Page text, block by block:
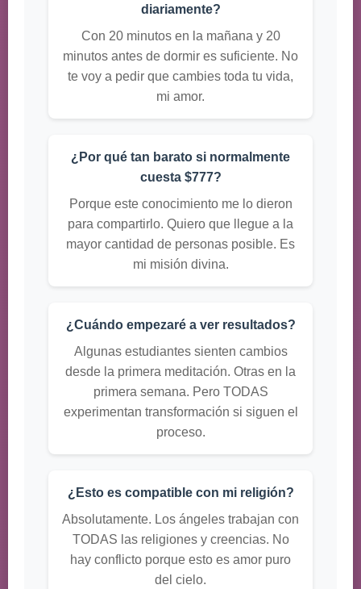
diariamente?
Con 20 minutos en la mañana y 20
minutos antes de dormir es suficiente. No
te voy a pedir que cambies toda tu vida,
mi amor.
¿Por qué tan barato si normalmente
cuesta $777?
Porque este conocimiento me lo dieron
para compartirlo. Quiero que llegue a la
mayor cantidad de personas posible. Es
mi misión divina.
¿Cuándo empezaré a ver resultados?
Algunas estudiantes sienten cambios
desde la primera meditación. Otras en la
primera semana. Pero TODAS
experimentan transformación si siguen el
proceso.
¿Esto es compatible con mi religión?
Absolutamente. Los ángeles trabajan con
TODAS las religiones y creencias. No
hay conflicto porque esto es amor puro
del cielo.